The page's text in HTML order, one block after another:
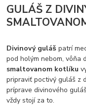
GULÁŠ Z
Divinový guláš patrí
pod holým nebom, vôňa
smaltovanom kotlíku
pripraviť poctivý guláš z
príprave divinového
vždy stojí za to.